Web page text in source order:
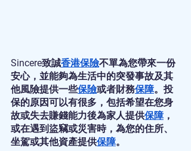
Sincere致誠香港保險不單為您帶來一份
安心，並能夠為生活中的突發事故及其
他風險提供一些保險或者財務保障。投
保的原因可以有很多，包括希望在您身
故或失去賺錢能力後為家人提供保障，
或在遇到盜竊或災害時，為您的住所、
坐駕或其他資產提供保障。